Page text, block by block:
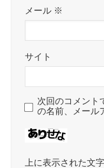
メール ※
サイト
次回のコメント
の名前、メール
上に表示された文